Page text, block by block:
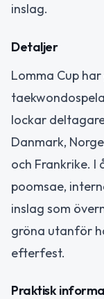
inslag.
Detaljer
Lomma Cup
lockar
Danmark,
och Frankrike. I
poomsae,
inslag som
gröna utanför
efterfest.
Praktisk